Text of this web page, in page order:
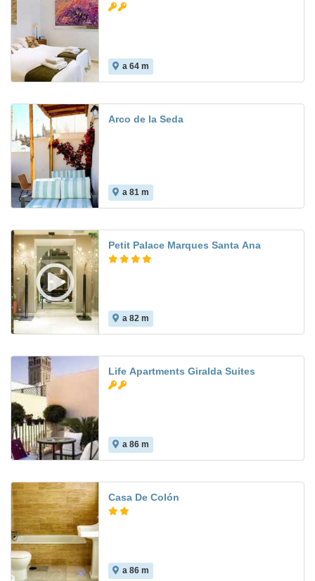
a 64 m
Arco de la Seda
a 81 m
Petit Palace Marques Santa Ana
a 82 m
Life Apartments Giralda Suites
a 86 m
Casa De Colón
a 86 m